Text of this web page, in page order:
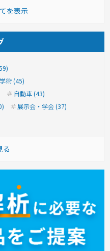
を表示
学術 (45)
自動車 (43)
展示会・学会 (37)
る